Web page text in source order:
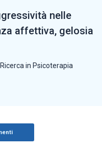
nelle
affettiva, gelosia
Ricerca in Psicoterapia